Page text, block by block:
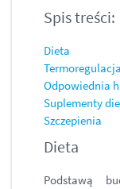
Spis treści:
Dieta
Termoregulacja
Odpowiednia
Suplementy
Szczepienia
Dieta
Podstawą